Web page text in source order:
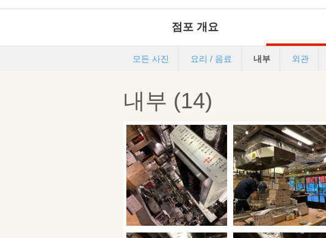
점포 개요
모든 사진 요리 / 음료 내부 외관
내부 (14)